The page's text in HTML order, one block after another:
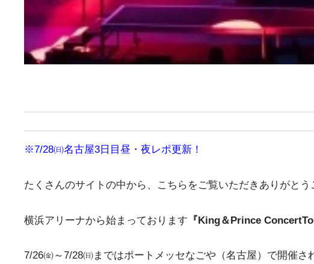
※7/28㈰名古屋3 日目昼・夜レポ更新！
たくさんのサイトの中から、こちらをご覧いただきありがと
横浜アリーナから始まっております 『King＆Prince
7/26㈮～7/28㈰まではポートメッセなごや（名古屋）で開催さ